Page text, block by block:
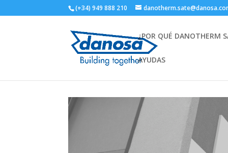
(+34) 949 888 210
¿POR QUÉ DANOTHERM
AYUDAS